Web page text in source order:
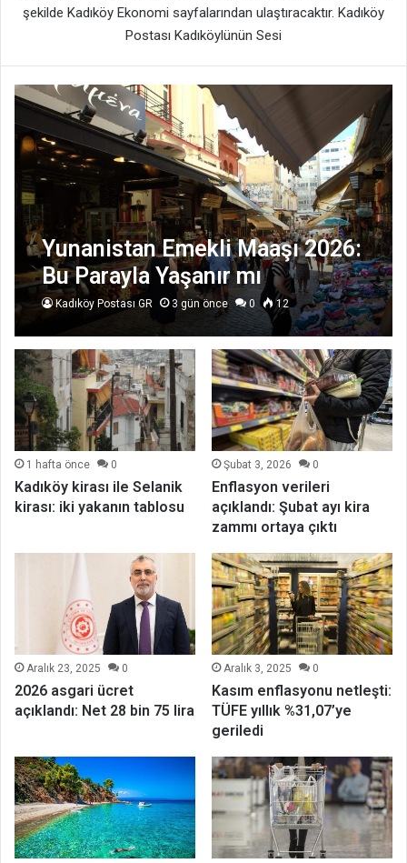
şekilde Kadıköy Ekonomi sayfalarından ulaştıracaktır. Kadıköy
Postası Kadıköylünün Sesi
Yunanistan Emekli Maaşı 2026:
Bu Parayla Yaşanır mı
Kadıköy Postası GR 3 gün önce 0 12
1 hafta önce 0
Kadıköy kirası ile Selanik
kirası: iki yakanın tablosu
Şubat 3, 2026 0
Enflasyon verileri
açıklandı: Şubat ayı kira
zammı ortaya çıktı
Aralık 23, 2025 0
2026 asgari ücret
açıklandı: Net 28 bin 75 lira
Aralık 3, 2025 0
Kasım enflasyonu netleşti:
TÜFE yıllık %31,07’ye
geriledi